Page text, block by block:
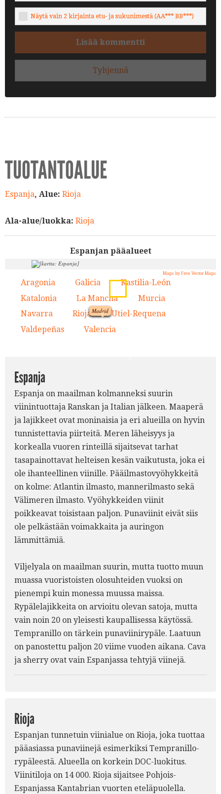
Näytä vain 2 kirjainta etu- ja sukunimestä (AA*** BB***)
Lisää kommentti
Tyhjennä
TUOTANTOALUE
Espanja, Alue: Rioja
Ala-alue/luokka: Rioja
Espanjan pääalueet
Madrid
1.
2.
3.
5.
7.
Maps by Free Vector Maps
Aragonia Galicia 3. Kastilia-León
Katalonia La Mancha Murcia
Navarra Rioja 9. Utiel-Requena
Valdepeñas Valencia
Espanja
Espanja on maailman kolmanneksi suurin
viinintuottaja Ranskan ja Italian jälkeen. Maaperä
ja lajikkeet ovat moninaisia ja eri alueilla on hyvin
tunnistettavia piirteitä. Meren läheisyys ja
korkealla vuoren rinteillä sijaitsevat tarhat
tasapainottavat helteisen kesän vaikutusta, joka ei
ole ihanteellinen viinille. Pääilmastovyöhykkeitä
on kolme: Atlantin ilmasto, mannerilmasto sekä
Välimeren ilmasto. Vyöhykkeiden viinit
poikkeavat toisistaan paljon. Punaviinit eivät siis
ole pelkästään voimakkaita ja auringon
lämmittämiä.
Viljelyala on maailman suurin, mutta tuotto muun
muassa vuoristoisten olosuhteiden vuoksi on
pienempi kuin monessa muussa maissa.
Rypälelajikkeita on arvioitu olevan satoja, mutta
vain noin 20 on yleisesti kaupallisessa käytössä.
Tempranillo on tärkein punaviinirypäle. Laatuun
on panostettu paljon 20 viime vuoden aikana. Cava
ja sherry ovat vain Espanjassa tehtyjä viinejä.
Rioja
Espanjan tunnetuin viinialue on Rioja, joka tuottaa
pääasiassa punaviinejä esimerkiksi Tempranillo-
rypäleestä. Alueella on korkein DOC-luokitus.
Viinitiloja on 14 000. Rioja sijaitsee Pohjois-
Espanjassa Kantabrian vuorten eteläpuolella.